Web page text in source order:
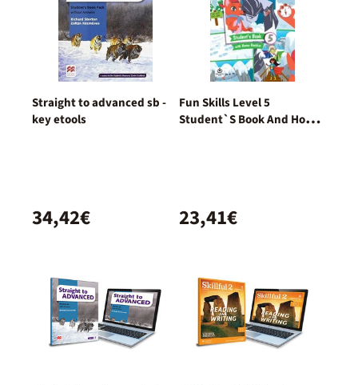
Straight to advanced sb -
key etools
34,42€
Fun Skills Level 5
Student`S Book And Home
23,41€